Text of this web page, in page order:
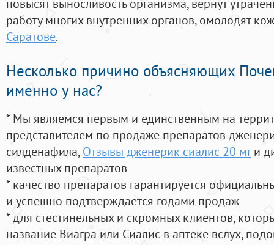
повысят выносливость организма, вернут
работу многих внутренних органов, омолодят
Саратове.
Несколько причино объясняющих
именно у нас?
* Мы являемся первым и единственным на
представителем по продаже препаратов
силденафила, Отзывы дженерик сиалис 20 мги
известных препаратов
* качество препаратов гарантируется
и успешно подтверждается годами продаж
* для стестинельных и скромных клиентов,
название Виагра или Сиалис в аптеке вслух,